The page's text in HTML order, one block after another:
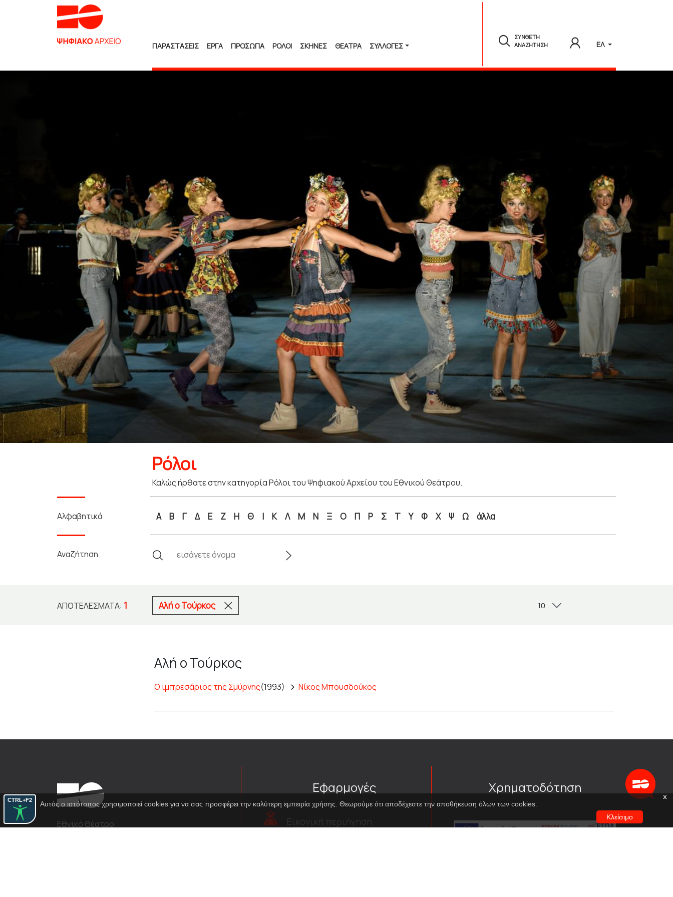
CTRL+F2
ΠΑΡΑΣΤΑΣΕΙΣ ΕΡΓΑ ΠΡΟΣΩΠΑ ΡΟΛΟΙ ΣΚΗΝΕΣ ΘΕΑΤΡΑ ΣΥΛΛΟΓΈΣ
ΣΥΝΘΕΤΗ
ΑΝΑΖΗΤΗΣΗ
ΕΛ
Ρόλοι
Καλώς ήρθατε στην κατηγορία Ρόλοι του Ψηφιακού Αρχείου του Εθνικού Θεάτρου.
Αλφαβητικά Α Β Γ Δ Ε Ζ Η Θ Ι Κ Λ Μ Ν Ξ Ο Π Ρ Σ Τ Υ Φ Χ Ψ Ω άλλα
Αναζήτηση
ΑΠΟΤΕΛΈΣΜΑΤΑ: 1 Αλή ο Τούρκος
Αλή ο Τούρκος
Ο ιμπρεσάριος της Σμύρνης(1993) Νίκος Μπουσδούκος
x
Αυτός ο ιστότοπος χρησιμοποιεί cookies για να σας προσφέρει την καλύτερη εμπειρία χρήσης. Θεωρούμε ότι αποδέχεστε την αποθήκευση όλων των cookies.
Κλείσιμο
Εθνικό Θέατρο
Εφαρμογές
Εικονική περιήγηση
Χρηματοδότηση